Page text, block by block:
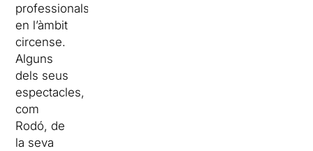
professionals
en l’àmbit
circense.
Alguns
dels seus
espectacles,
com
Rodó, de
la seva